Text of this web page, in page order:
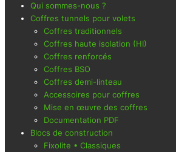
Qui sommes-nous ?
Coffres tunnels pour volets
Coffres traditionnels
Coffres haute isolation (HI)
Coffres renforcés
Coffres BSO
Coffres demi-linteau
Accessoires pour coffres
Mise en œuvre des coffres
Documentation PDF
Blocs de construction
Fixolite • Classiques